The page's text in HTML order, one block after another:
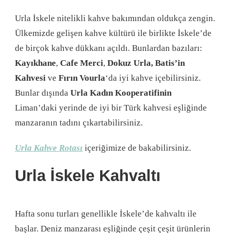
Urla İskele nitelikli kahve bakımından oldukça zengin.
Ülkemizde gelişen kahve kültürü ile birlikte İskele’de
de birçok kahve dükkanı açıldı. Bunlardan bazıları:
Kayıkhane, Cafe Merci, Dokuz Urla, Batis’in
Kahvesi ve Fırın Vourla‘da iyi kahve içebilirsiniz.
Bunlar dışında Urla Kadın Kooperatifinin
Liman’daki yerinde de iyi bir Türk kahvesi eşliğinde
manzaranın tadını çıkartabilirsiniz.
Urla Kahve Rotası içeriğimize de bakabilirsiniz.
Urla İskele Kahvaltı
Hafta sonu turları genellikle İskele’de kahvaltı ile
başlar. Deniz manzarası eşliğinde çeşit çeşit ürünlerin